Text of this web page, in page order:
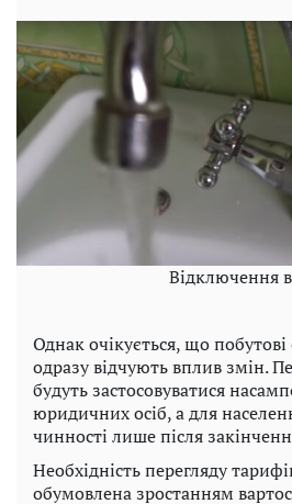
Відключення
Однак очікується, що
одразу відчують вплив змін.
будуть застосовуватися
юридичних осіб, а для
чинності лише після
Необхідність перегляду
обумовлена ​​зростанням